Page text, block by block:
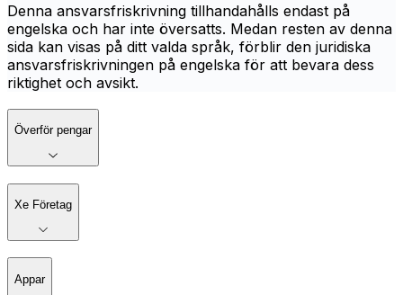
Denna ansvarsfriskrivning tillhandahålls endast på
engelska och har inte översatts. Medan resten av denna
sida kan visas på ditt valda språk, förblir den juridiska
ansvarsfriskrivningen på engelska för att bevara dess
riktighet och avsikt.
Överför pengar
Xe Företag
Appar